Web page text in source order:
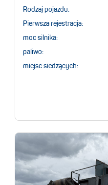
Rodzaj pojazdu:
Pierwsza rejestracja:
moc silnika:
paliwo:
miejsc siedzących: